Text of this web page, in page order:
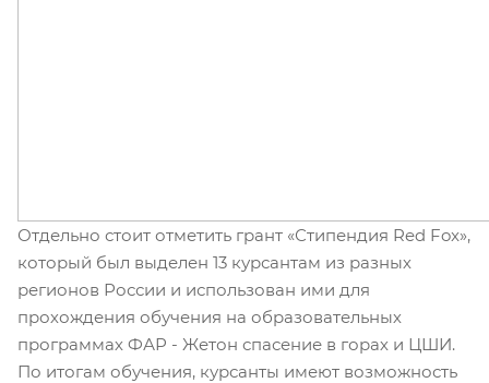
Отдельно стоит отметить грант «Стипендия Red Fox»,
который был выделен 13 курсантам из разных
регионов России и использован ими для
прохождения обучения на образовательных
программах ФАР - Жетон спасение в горах и ЦШИ.
По итогам обучения, курсанты имеют возможность